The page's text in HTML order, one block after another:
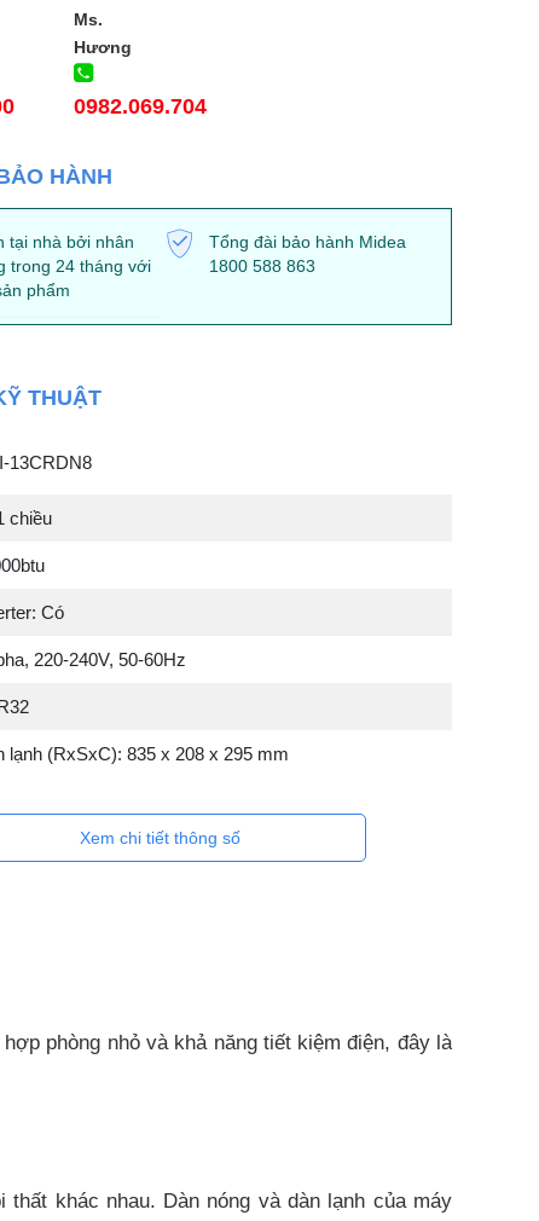
Ms.
Hương
0982.069.704
HÀNH
tại nhà bởi nhân
trong 24 tháng với
phẩm
Tổng đài bảo hành Midea
1800 588 863
THUẬT
13CRDN8
chiều
Có
220-240V, 50-60Hz
lạnh (RxSxC): 835 x 208 x 295 mm
Xem chi tiết thông số
phòng nhỏ và khả năng tiết kiệm điện, đây là
khác nhau. Dàn nóng và dàn lạnh của máy